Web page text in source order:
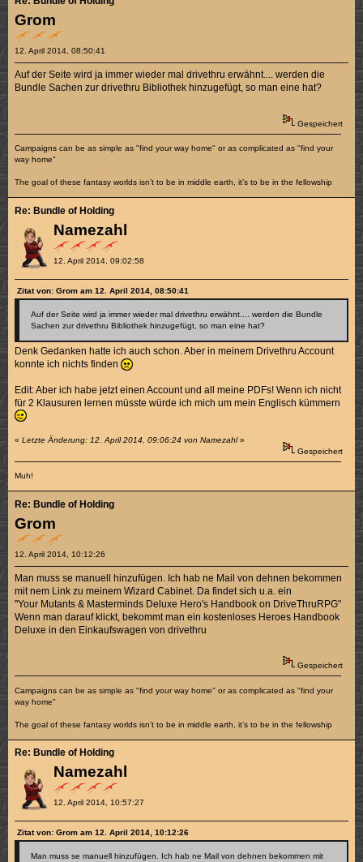
Grom
12. April 2014, 08:50:41
Auf der Seite wird ja immer wieder mal drivethru erwähnt.... werden die
Bundle Sachen zur drivethru Bibliothek hinzugefügt, so man eine hat?
Gespeichert
Campaigns can be as simple as "find your way home" or as complicated as "find your
way home"
The goal of these fantasy worlds isn’t to be in middle earth, it’s to be in the fellowship
Namezahl
12. April 2014, 09:02:58
Re: Bundle of Holding
Zitat von: Grom am 12. April 2014, 08:50:41
Auf der Seite wird ja immer wieder mal drivethru erwähnt.... werden die Bundle
Sachen zur drivethru Bibliothek hinzugefügt, so man eine hat?
Denk Gedanken hatte ich auch schon. Aber in meinem Drivethru Account
konnte ich nichts finden
Edit: Aber ich habe jetzt einen Account und all meine PDFs! Wenn ich nicht
für 2 Klausuren lernen müsste würde ich mich um mein Englisch kümmern
«Letzte Änderung: 12. April 2014, 09:06:24 von Namezahl»
Gespeichert
Muh!
Grom
12. April 2014, 10:12:26
Re: Bundle of Holding
Man muss se manuell hinzufügen. Ich hab ne Mail von dehnen bekommen
mit nem Link zu meinem Wizard Cabinet. Da findet sich u.a. ein
"Your Mutants & Masterminds Deluxe Hero's Handbook on DriveThruRPG"
Wenn man darauf klickt, bekommt man ein kostenloses Heroes Handbook
Deluxe in den Einkaufswagen von drivethru
Gespeichert
Campaigns can be as simple as "find your way home" or as complicated as "find your
way home"
The goal of these fantasy worlds isn’t to be in middle earth, it’s to be in the fellowship
Namezahl
12. April 2014, 10:57:27
Re: Bundle of Holding
Zitat von: Grom am 12. April 2014, 10:12:26
Man muss se manuell hinzufügen. Ich hab ne Mail von dehnen bekommen mit